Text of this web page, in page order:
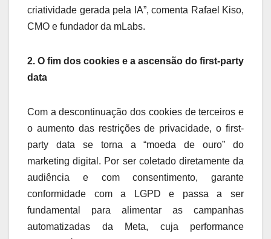
criatividade gerada pela IA”, comenta Rafael Kiso,
CMO e fundador da mLabs.
2. O fim dos cookies e a ascensão do first-party
data
Com a descontinuação dos cookies de terceiros e
o aumento das restrições de privacidade, o first-
party data se torna a “moeda de ouro” do
marketing digital. Por ser coletado diretamente da
audiência e com consentimento, garante
conformidade com a LGPD e passa a ser
fundamental para alimentar as campanhas
automatizadas da Meta, cuja performance